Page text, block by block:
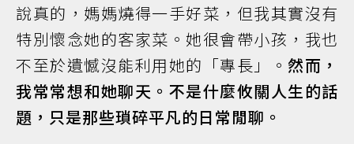
說真的，媽媽燒得一手好菜，但我其實沒有
特別懷念她的客家菜。她很會帶小孩，我也
不至於遺憾沒能利用她的「專長」。 然而，
我常常想和她聊天。不是什麼攸關人生的話
題，只是那些瑣碎平凡的日常閒聊。